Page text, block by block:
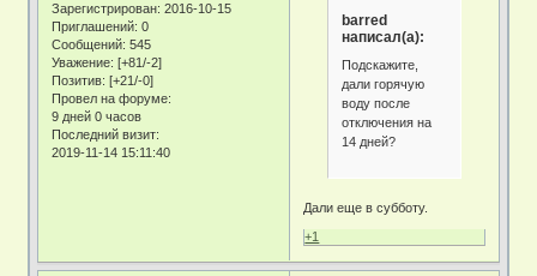
Зарегистрирован: 2016-10-15
Приглашений: 0
Сообщений: 545
Уважение: [+81/-2]
Позитив: [+21/-0]
Провел на форуме:
9 дней 0 часов
Последний визит:
2019-11-14 15:11:40
barred
написал(а):
Подскажите,
дали горячую
воду после
отключения на
14 дней?
Дали еще в субботу.
+1